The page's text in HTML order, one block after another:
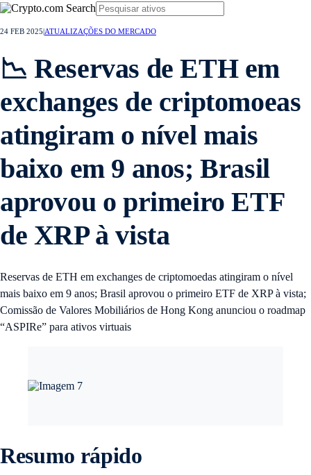
24 FEB 2025 ATUALIZAÇÕES DO MERCADO
📉 Reservas de ETH em
exchanges de criptomoeas
atingiram o nível mais
baixo em 9 anos; Brasil
aprovou o primeiro ETF
de XRP à vista
Reservas de ETH em exchanges de criptomoedas atingiram o nível
mais baixo em 9 anos; Brasil aprovou o primeiro ETF de XRP à vista;
Comissão de Valores Mobiliários de Hong Kong anunciou o roadmap
“ASPIRe” para ativos virtuais
Resumo rápido